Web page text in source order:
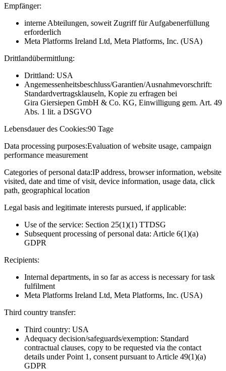
Empfänger:
interne Abteilungen, soweit Zugriff für Aufgabenerfüllung
erforderlich
Meta Platforms Ireland Ltd, Meta Platforms, Inc. (USA)
Drittlandübermittlung:
Drittland: USA
Angemessenheitsbeschluss/Garantien/Ausnahmevorschrift:
Standardvertragsklauseln, Kopie zu erfragen bei
Gira Giersiepen GmbH & Co. KG, Einwilligung gem. Art. 49
Abs. 1 lit. a DSGVO
Lebensdauer des Cookies:90 Tage
Data processing purposes:Evaluation of website usage, campaign
performance measurement
Categories of personal data:IP address, browser information, website
visited, date and time of visit, device information, usage data, click
path, geographical location
Legal basis and legitimate interests pursued, if applicable:
Use of the service: Section 25(1)(1) TTDSG
Subsequent processing of personal data: Article 6(1)(a)
GDPR
Recipients:
Internal departments, in so far as access is necessary for task
fulfilment
Meta Platforms Ireland Ltd, Meta Platforms, Inc. (USA)
Third country transfer:
Third country: USA
Adequacy decision/safeguards/exemption: Standard
contractual clauses, copy to be requested via the contact
details under Point 1, consent pursuant to Article 49(1)(a)
GDPR